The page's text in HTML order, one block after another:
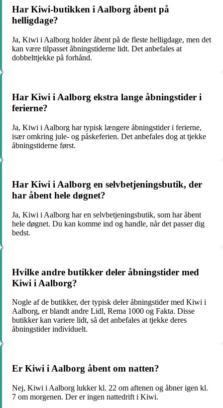
Har Kiwi-butikken i Aalborg åbent på
helligdage?
Ja, Kiwi i Aalborg holder åbent på de fleste helligdage, men det
kan være tilpasset åbningstiderne lidt. Det anbefales at
dobbelttjekke på forhånd.
Har Kiwi i Aalborg ekstra lange åbningstider i
ferierne?
Ja, Kiwi i Aalborg har typisk længere åbningstider i ferierne,
især omkring jule- og påskeferien. Det anbefales dog at tjekke
åbningstiderne først.
Har Kiwi i Aalborg en selvbetjeningsbutik, der
har åbent hele døgnet?
Ja, Kiwi i Aalborg har en selvbetjeningsbutik, som har åbent
hele døgnet. Du kan komme ind og handle, når det passer dig
bedst.
Hvilke andre butikker deler åbningstider med
Kiwi i Aalborg?
Nogle af de butikker, der typisk deler åbningstider med Kiwi i
Aalborg, er blandt andre Lidl, Rema 1000 og Fakta. Disse
butikker kan variere lidt, så det anbefales at tjekke deres
åbningstider individuelt.
Er Kiwi i Aalborg åbent om natten?
Nej, Kiwi i Aalborg lukker kl. 22 om aftenen og åbner igen kl.
7 om morgenen. Der er ingen nattedrift i Kiwi.